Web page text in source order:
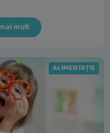
mult
ALIMENTAȚIE